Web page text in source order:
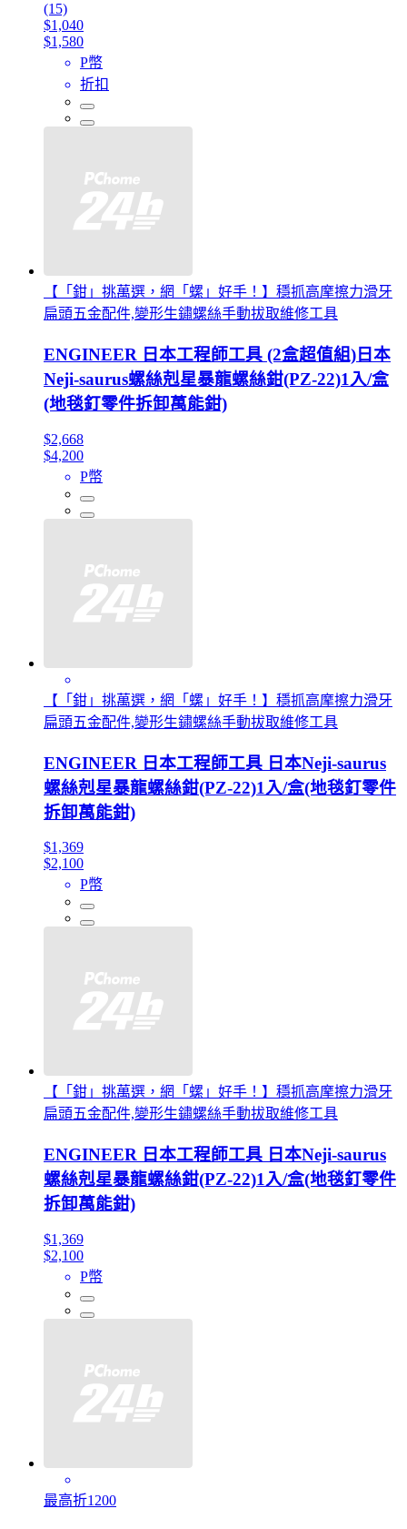
(15)
$1,040
$1,580
P幣
折扣
【「鉗」挑萬選，網「螺」好手！】穩抓高摩擦力滑牙
扁頭五金配件,變形生鏽螺絲手動拔取維修工具
ENGINEER 日本工程師工具 (2盒超值組)日本
Neji-saurus螺絲剋星暴龍螺絲鉗(PZ-22)1入/盒
(地毯釘零件拆卸萬能鉗)
$2,668
$4,200
P幣
【「鉗」挑萬選，網「螺」好手！】穩抓高摩擦力滑牙
扁頭五金配件,變形生鏽螺絲手動拔取維修工具
ENGINEER 日本工程師工具 日本Neji-saurus
螺絲剋星暴龍螺絲鉗(PZ-22)1入/盒(地毯釘零件
拆卸萬能鉗)
$1,369
$2,100
P幣
【「鉗」挑萬選，網「螺」好手！】穩抓高摩擦力滑牙
扁頭五金配件,變形生鏽螺絲手動拔取維修工具
ENGINEER 日本工程師工具 日本Neji-saurus
螺絲剋星暴龍螺絲鉗(PZ-22)1入/盒(地毯釘零件
拆卸萬能鉗)
$1,369
$2,100
P幣
最高折1200